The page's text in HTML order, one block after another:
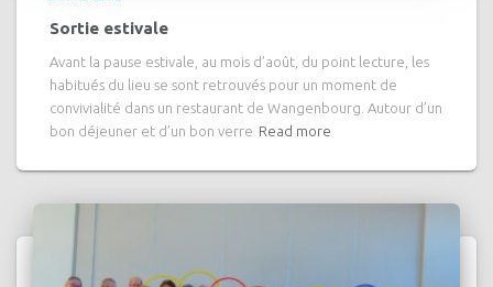
Sortie estivale
Avant la pause estivale, au mois d’août, du point lecture, les
habitués du lieu se sont retrouvés pour un moment de
convivialité dans un restaurant de Wangenbourg. Autour d’un
bon déjeuner et d’un bon verre Read more